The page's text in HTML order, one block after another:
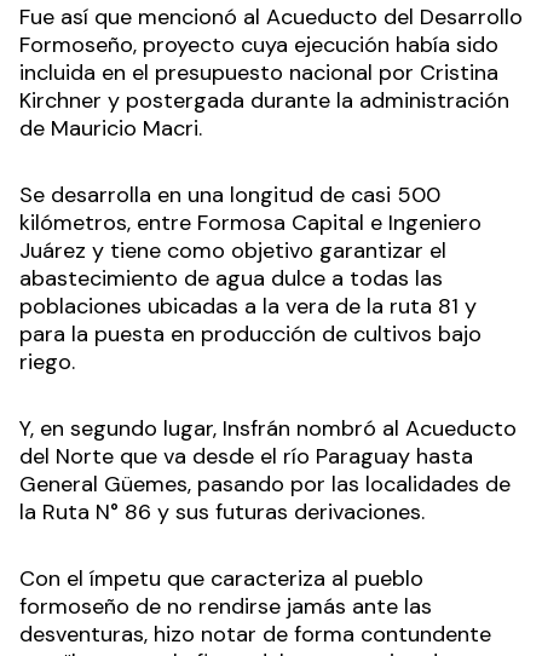
Fue así que mencionó al Acueducto del Desarrollo
Formoseño, proyecto cuya ejecución había sido
incluida en el presupuesto nacional por Cristina
Kirchner y postergada durante la administración
de Mauricio Macri.
Se desarrolla en una longitud de casi 500
kilómetros, entre Formosa Capital e Ingeniero
Juárez y tiene como objetivo garantizar el
abastecimiento de agua dulce a todas las
poblaciones ubicadas a la vera de la ruta 81 y
para la puesta en producción de cultivos bajo
riego.
Y, en segundo lugar, Insfrán nombró al Acueducto
del Norte que va desde el río Paraguay hasta
General Güemes, pasando por las localidades de
la Ruta N° 86 y sus futuras derivaciones.
Con el ímpetu que caracteriza al pueblo
formoseño de no rendirse jamás ante las
desventuras, hizo notar de forma contundente